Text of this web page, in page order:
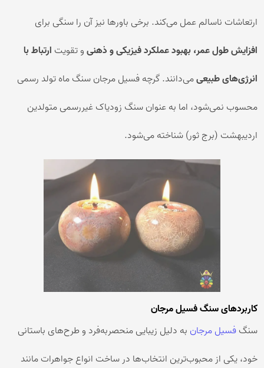
ارتعاشات ناسالم عمل می‌کند. برخی باورها نیز آن را سنگی برای
افزایش طول عمر، بهبود عملکرد فیزیکی و ذهنیو تقویت ارتباط با
انرژی‌های طبیعیمی‌دانند. گرچه فسیل مرجان سنگ ماه تولد رسمی
محسوب نمی‌شود، اما به عنوان سنگ زودیاک غیررسمی متولدین
اردیبهشت (برج ثور) شناخته می‌شود.
کاربردهای سنگ فسیل مرجان
سنگفسیل مرجان به دلیل زیبایی منحصر‌به‌فرد و طرح‌های باستانی
خود، یکی از محبوب‌ترین انتخاب‌ها در ساخت انواع جواهرات مانند